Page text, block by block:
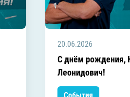
20.06.2026
C днём рождения,
Леонидович!